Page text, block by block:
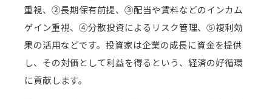
重視、②長期保有前提、③配当や賃料などのインカム
ゲイン重視、④分散投資によるリスク管理、⑤複利効
果の活用などです。投資家は企業の成長に資金を提供
し、その対価として利益を得るという、経済の好循環
に貢献します。